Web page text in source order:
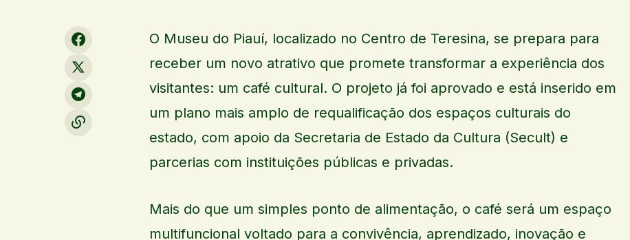
O Museu do Piauí, localizado no Centro de Teresina, se prepara para
receber um novo atrativo que promete transformar a experiência dos
visitantes: um café cultural. O projeto já foi aprovado e está inserido em
um plano mais amplo de requalificação dos espaços culturais do
estado, com apoio da Secretaria de Estado da Cultura (Secult) e
parcerias com instituições públicas e privadas.
Mais do que um simples ponto de alimentação, o café será um espaço
multifuncional voltado para a convivência, aprendizado, inovação e